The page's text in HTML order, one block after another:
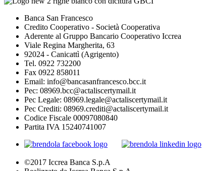
Banca San Francesco
Credito Cooperativo - Società Cooperativa
Aderente al Gruppo Bancario Cooperativo Iccrea
Viale Regina Margherita, 63
92024 - Canicattì (Agrigento)
Tel. 0922 732200
Fax 0922 858011
Email: info@bancasanfrancesco.bcc.it
Pec: 08969.bcc@actaliscertymail.it
Pec Legale: 08969.legale@actaliscertymail.it
Pec Crediti: 08969.crediti@actaliscertymail.it
Codice Fiscale 00097080840
Partita IVA 15240741007
©2017 Iccrea Banca S.p.A